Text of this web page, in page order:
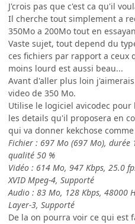
J'crois pas que c'est ca qu'il
Il cherche tout simplement a
350Mo a 200Mo tout en
Vaste sujet, tout depend du
ces fichiers par rapport a ceux
moins lourd est aussi beau...
Avant d'aller plus loin
video de 350 Mo.
Utilise le logiciel avicodec
les details qu'il proposera en
qui va donner kekchose comme
Fichier : 697 Mo (697 Mo), durée
qualité 50 %
Vidéo : 614 Mo, 947 Kbps, 25.0
XVID Mpeg-4, Supporté
Audio : 83 Mo, 128 Kbps, 48000
Layer-3, Supporté
De la on pourra voir ce qui est